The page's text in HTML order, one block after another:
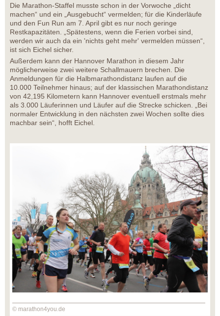
Die Marathon-Staffel musste schon in der Vorwoche „dicht
machen“ und ein „Ausgebucht“ vermelden; für die Kinderläufe
und den Fun Run am 7. April gibt es nur noch geringe
Restkapazitäten. „Spätestens, wenn die Ferien vorbei sind,
werden wir auch da ein 'nichts geht mehr' vermelden müssen“,
ist sich Eichel sicher.
Außerdem kann der Hannover Marathon in diesem Jahr
möglicherweise zwei weitere Schallmauern brechen. Die
Anmeldungen für die Halbmarathondistanz laufen auf die
10.000 Teilnehmer hinaus; auf der klassischen Marathondistanz
von 42,195 Kilometern kann Hannover eventuell erstmals mehr
als 3.000 Läuferinnen und Läufer auf die Strecke schicken. „Bei
normaler Entwicklung in den nächsten zwei Wochen sollte dies
machbar sein“, hofft Eichel.
© marathon4you.de